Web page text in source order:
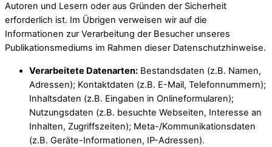
Autoren und Lesern oder aus Gründen der Sicherheit
erforderlich ist. Im Übrigen verweisen wir auf die
Informationen zur Verarbeitung der Besucher unseres
Publikationsmediums im Rahmen dieser Datenschutzhinweise.
Verarbeitete Datenarten: Bestandsdaten (z.B. Namen,
Adressen); Kontaktdaten (z.B. E-Mail, Telefonnummern);
Inhaltsdaten (z.B. Eingaben in Onlineformularen);
Nutzungsdaten (z.B. besuchte Webseiten, Interesse an
Inhalten, Zugriffszeiten); Meta-/Kommunikationsdaten
(z.B. Geräte-Informationen, IP-Adressen).